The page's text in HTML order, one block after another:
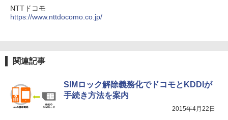
NTTドコモ
https://www.nttdocomo.co.jp/
関連記事
SIMロック解除義務化でドコモとKDDIが
手続き方法を案内
2015年4月22日